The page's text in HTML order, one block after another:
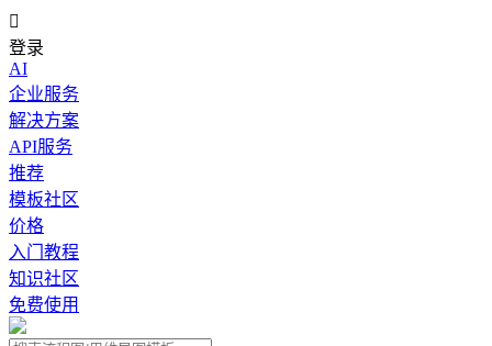

登录
AI
企业服务
解决方案
API服务
推荐
模板社区
价格
入门教程
知识社区
免费使用